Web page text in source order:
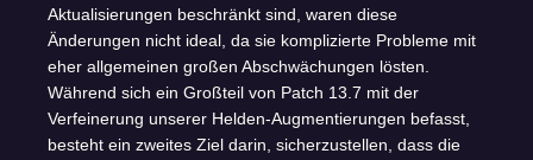
Aktualisierungen beschränkt sind, waren diese
Änderungen nicht ideal, da sie komplizierte Probleme mit
eher allgemeinen großen Abschwächungen lösten.
Während sich ein Großteil von Patch 13.7 mit der
Verfeinerung unserer Helden-Augmentierungen befasst,
besteht ein zweites Ziel darin, sicherzustellen, dass die